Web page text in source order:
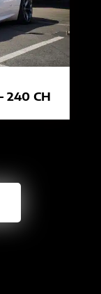
240 CH